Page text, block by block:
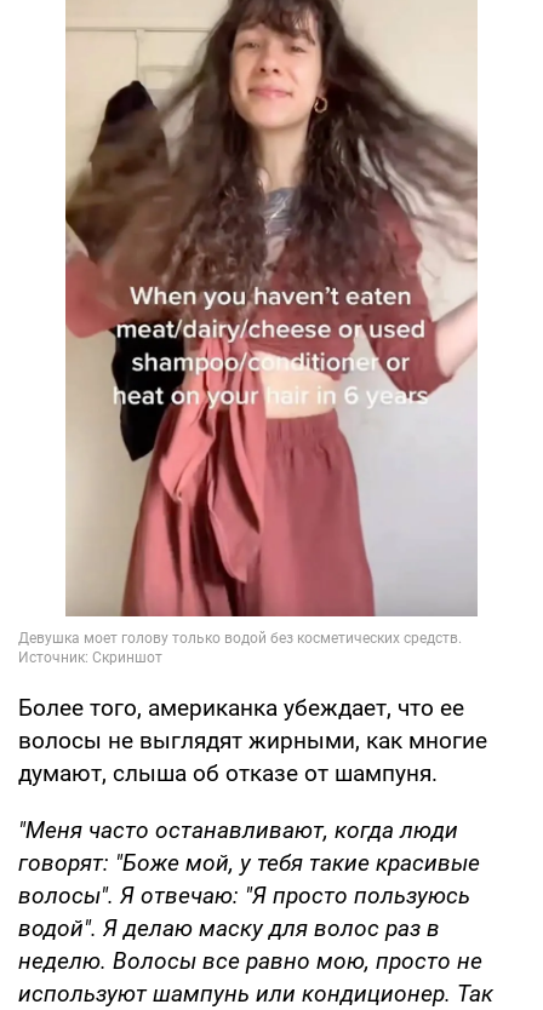
Более того, американка убеждает, что ее
волосы не выглядят жирными, как многие
думают, слыша об отказе от шампуня.
"Меня часто останавливают, когда люди
говорят: "Боже мой, у тебя такие красивые
волосы". Я отвечаю: "Я просто пользуюсь
водой". Я делаю маску для волос раз в
неделю. Волосы все равно мою, просто не
используют шампунь или кондиционер. Так